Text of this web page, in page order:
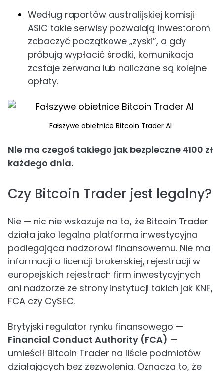
Według raportów australijskiej komisji
ASIC takie serwisy pozwalają inwestorom
zobaczyć początkowe „zyski”, a gdy
próbują wypłacić środki, komunikacja
zostaje zerwana lub naliczane są kolejne
opłaty.
Fałszywe obietnice Bitcoin Trader AI
Nie ma czegoś takiego jak bezpieczne 4100 zł
każdego dnia.
Czy Bitcoin Trader jest legalny?
Nie — nic nie wskazuje na to, że Bitcoin Trader
działa jako legalna platforma inwestycyjna
podlegająca nadzorowi finansowemu. Nie ma
informacji o licencji brokerskiej, rejestracji w
europejskich rejestrach firm inwestycyjnych
ani nadzorze ze strony instytucji takich jak KNF,
FCA czy CySEC.
Brytyjski regulator rynku finansowego —
Financial Conduct Authority (FCA) —
umieścił Bitcoin Trader na liście podmiotów
działających bez zezwolenia. Oznacza to, że